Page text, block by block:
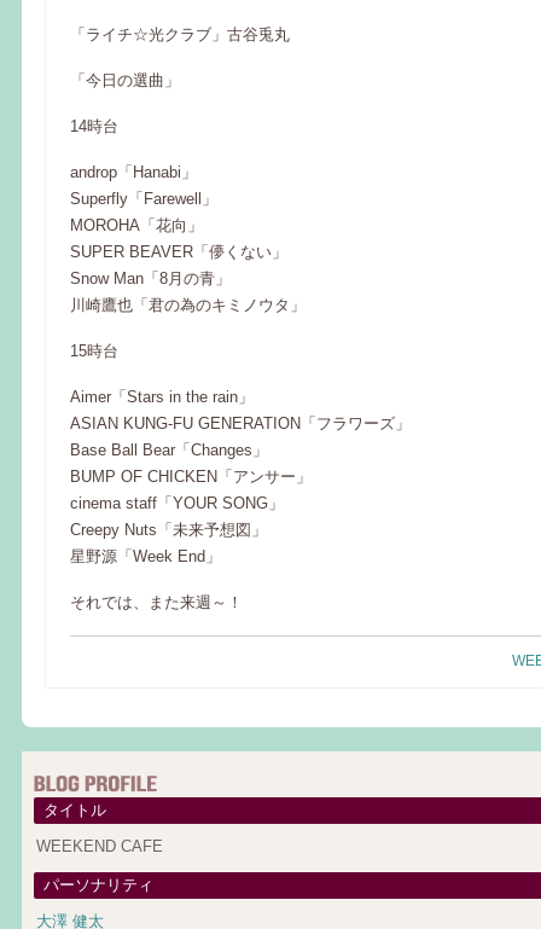
「ライチ☆光クラブ」古谷兎丸
「今日の選曲」
14時台
androp「Hanabi」
Superfly「Farewell」
MOROHA「花向」
SUPER BEAVER「儚くない」
Snow Man「8月の青」
川崎鷹也「君の為のキミノウタ」
15時台
Aimer「Stars in the rain」
ASIAN KUNG-FU GENERATION「フラワーズ」
Base Ball Bear「Changes」
BUMP OF CHICKEN「アンサー」
cinema staff「YOUR SONG」
Creepy Nuts「未来予想図」
星野源「Week End」
それでは、また来週～！
タイトル
WEEKEND CAFE
パーソナリティ
大澤 健太